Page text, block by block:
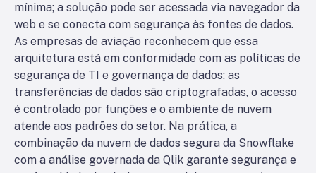
mínima; a solução pode ser acessada via navegador da
web e se conecta com segurança às fontes de dados.
As empresas de aviação reconhecem que essa
arquitetura está em conformidade com as políticas de
segurança de TI e governança de dados: as
transferências de dados são criptografadas, o acesso
é controlado por funções e o ambiente de nuvem
atende aos padrões do setor. Na prática, a
combinação da nuvem de dados segura da Snowflake
com a análise governada da Qlik garante segurança e